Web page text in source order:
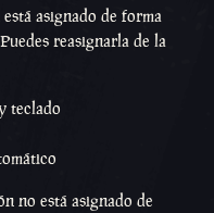
asignado de forma
reasignarla de la
teclado
no está asignado de